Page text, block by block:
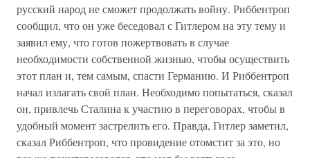
русский народ не сможет продолжать войну. Риббентроп
сообщил, что он уже беседовал с Гитлером на эту тему и
заявил ему, что готов пожертвовать в случае
необходимости собственной жизнью, чтобы осуществить
этот план и, тем самым, спасти Германию. И Риббентроп
начал излагать свой план. Необходимо попытаться, сказал
он, привлечь Сталина к участию в переговорах, чтобы в
удобный момент застрелить его. Правда, Гитлер заметил,
сказал Риббентроп, что провидение отомстит за это, но